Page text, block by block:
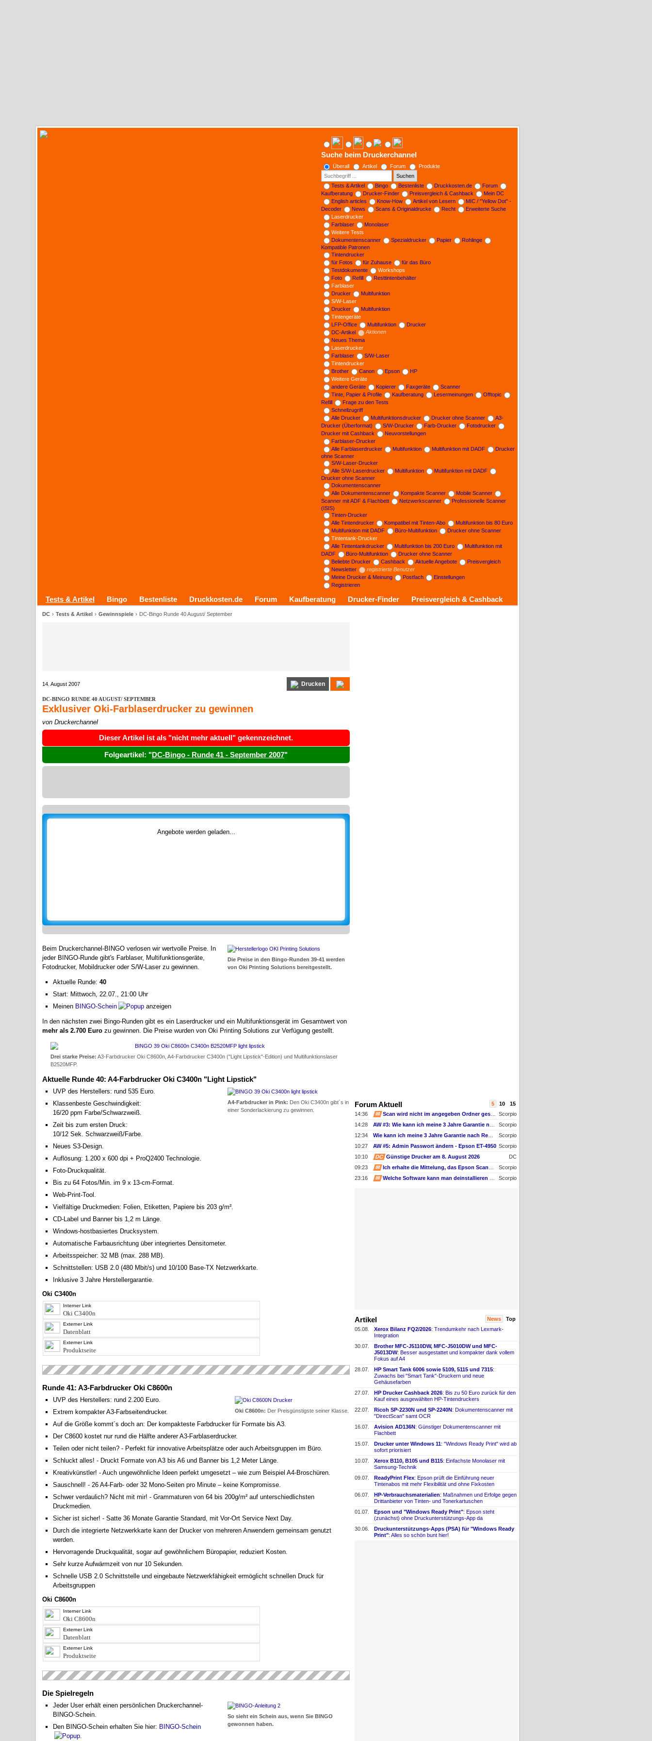
Suche beim Druckerchannel
Überall Artikel Forum
Produkte
Suchen
Tests & Artikel
Bingo Bestenliste Druckkosten.de
Forum
Kaufberatung
Drucker-Finder Preisvergleich & Cashback
Mein DC
English articles
Know-How Artikel von Lesern
MIC / "Yellow Dot" -
Decoder
News Scans & Originaldrucke Recht
Erweiterte Suche
Laserdrucker
Farblaser
Monolaser
Weitere Tests
Dokumentenscanner
Spezialdrucker Papier
Rohlinge
Kompatible Patronen
Tintendrucker
für Fotos
für Zuhause
für das Büro
Testdokumente
Workshops
Foto
Refill
Resttintenbehälter
Farblaser
Drucker
Multifunktion
S/W-Laser
Drucker
Multifunktion
Tintengeräte
LFP-Office
Multifunktion
Drucker
DC-Artikel
Aktionen
Neues Thema
Laserdrucker
Farblaser
S/W-Laser
Tintendrucker
Brother
Canon Epson
HP
Weitere Geräte
andere Geräte
Kopierer Faxgeräte
Scanner
Tinte, Papier & Profile
Kaufberatung Lesermeinungen
Offtopic
Refill
Frage zu den Tests
Schnellzugriff
Alle Drucker
Multifunktionsdrucker Drucker ohne Scanner
A3-
Drucker (Überformat)
S/W-Drucker Farb-Drucker
Fotodrucker
Drucker mit Cashback
Neuvorstellungen
Farblaser-Drucker
Alle Farblaserdrucker
Multifunktion Multifunktion mit DADF
Drucker
ohne Scanner
S/W-Laser-Drucker
Alle S/W-Laserdrucker
Multifunktion
Multifunktion mit DADF
Drucker ohne Scanner
Dokumentenscanner
Alle Dokumentenscanner
Kompakte Scanner
Mobile Scanner
Scanner mit ADF & Flachbett
Netzwerkscanner
Professionelle Scanner
(ISIS)
Tinten-Drucker
Alle Tintendrucker
Kompatibel mit Tinten-Abo
Multifunktion bis 80 Euro
Multifunktion mit DADF
Büro-Multifunktion
Drucker ohne Scanner
Tintentank-Drucker
Alle Tintentankdrucker
Multifunktion bis 200 Euro
Multifunktion mit
DADF
Büro-Multifunktion
Drucker ohne Scanner
Beliebte Drucker
Cashback Aktuelle Angebote
Preisvergleich
Newsletter
registrierte Benutzer
Meine Drucker & Meinung
Postfach
Einstellungen
Registrieren
Tests & Artikel Bingo Bestenliste Druckkosten.de Forum Kaufberatung Drucker-Finder Preisvergleich & Cashback
DC Tests & Artikel Gewinnspiele DC-Bingo Runde 40 August/ September
14. August 2007 Drucken
DC-BINGO RUNDE 40 AUGUST/ SEPTEMBER
Exklusiver Oki-Farblaserdrucker zu gewinnen
von Druckerchannel
Dieser Artikel ist als "nicht mehr aktuell" gekennzeichnet.
Folgeartikel: "DC-Bingo - Runde 41 - September 2007"
Angebote werden geladen...
Die Preise in den Bingo-Runden 39-41 werden
von Oki Printing Solutions bereitgestellt.
Beim Druckerchannel-BINGO verlosen wir wertvolle Preise. In
jeder BINGO-Runde gibt's Farblaser, Multifunktionsgeräte,
Fotodrucker, Mobildrucker oder S/W-Laser zu gewinnen.
Aktuelle Runde: 40
Start: Mittwoch, 22.07., 21:00 Uhr
Meinen BINGO-Schein anzeigen
In den nächsten zwei Bingo-Runden gibt es ein Laserdrucker und ein Multifunktionsgerät im Gesamtwert von
mehr als 2.700 Euro zu gewinnen. Die Preise wurden von Oki Printing Solutions zur Verfügung gestellt.
Drei starke Preise: A3-Farbdrucker Oki C8600n, A4-Farbdrucker C3400n ("Light Lipstick"-Edition) und Multifunktionslaser
B2520MFP.
Aktuelle Runde 40: A4-Farbdrucker Oki C3400n "Light Lipstick"
A4-Farbdrucker in Pink: Den Oki C3400n gibt´s in
einer Sonderlackierung zu gewinnen.
UVP des Herstellers: rund 535 Euro.
Klassenbeste Geschwindigkeit:
16/20 ppm Farbe/Schwarzweiß.
Zeit bis zum ersten Druck:
10/12 Sek. Schwarzweiß/Farbe.
Neues S3-Design.
Auflösung: 1.200 x 600 dpi + ProQ2400 Technologie.
Foto-Druckqualität.
Bis zu 64 Fotos/Min. im 9 x 13-cm-Format.
Web-Print-Tool.
Vielfältige Druckmedien: Folien, Etiketten, Papiere bis 203 g/m².
CD-Label und Banner bis 1,2 m Länge.
Windows-hostbasiertes Drucksystem.
Automatische Farbausrichtung über integriertes Densitometer.
Arbeitsspeicher: 32 MB (max. 288 MB).
Schnittstellen: USB 2.0 (480 Mbit/s) und 10/100 Base-TX Netzwerkkarte.
Inklusive 3 Jahre Herstellergarantie.
Oki C3400n
Interner Link
Oki C3400n
Externer Link
Datenblatt
Externer Link
Produktseite
Runde 41: A3-Farbdrucker Oki C8600n
Oki C8600n: Der Preisgünstigste seiner Klasse.
UVP des Herstellers: rund 2.200 Euro.
Extrem kompakter A3-Farbseitendrucker.
Auf die Größe kommt´s doch an: Der kompakteste Farbdrucker für Formate bis A3.
Der C8600 kostet nur rund die Hälfte anderer A3-Farblaserdrucker.
Teilen oder nicht teilen? - Perfekt für innovative Arbeitsplätze oder auch Arbeitsgruppen im Büro.
Schluckt alles! - Druckt Formate von A3 bis A6 und Banner bis 1,2 Meter Länge.
Kreativkünstler! - Auch ungewöhnliche Ideen perfekt umgesetzt – wie zum Beispiel A4-Broschüren.
Sauschnell! - 26 A4-Farb- oder 32 Mono-Seiten pro Minute – keine Kompromisse.
Schwer verdaulich? Nicht mit mir! - Grammaturen von 64 bis 200g/m² auf unterschiedlichsten
Druckmedien.
Sicher ist sicher! - Satte 36 Monate Garantie Standard, mit Vor-Ort Service Next Day.
Durch die integrierte Netzwerkkarte kann der Drucker von mehreren Anwendern gemeinsam genutzt
werden.
Hervorragende Druckqualität, sogar auf gewöhnlichem Büropapier, reduziert Kosten.
Sehr kurze Aufwärmzeit von nur 10 Sekunden.
Schnelle USB 2.0 Schnittstelle und eingebaute Netzwerkfähigkeit ermöglicht schnellen Druck für
Arbeitsgruppen
Oki C8600n
Interner Link
Oki C8600n
Externer Link
Datenblatt
Externer Link
Produktseite
Die Spielregeln
So sieht ein Schein aus, wenn Sie BINGO
gewonnen haben.
Jeder User erhält einen persönlichen Druckerchannel-
BINGO-Schein.
Den BINGO-Schein erhalten Sie hier: BINGO-Schein
.
Forum Aktuell 5 10
15
14:36
✉
Scorpio
14:28
Scorpio
12:34
Scorpio
10:27
AW #5: Admin Passwort ändern - Epson ET-4950 Scorpio
10:10
DC Günstige Drucker am 8. August 2026
DC
09:23
✉
Scorpio
23:16
✉ Scorpio
Artikel News
Top
05.08.
Xerox Bilanz FQ2/2026: Trendumkehr nach Lexmark-
Integration
30.07.
Brother MFC-​J5110DW, MFC-​J5010DW und MFC-
J5013DW: Besser ausgestattet und kompakter dank vollem
Fokus auf A4
28.07.
HP Smart Tank 6006 sowie 5109, 5115 und 7315:
Zuwachs bei "Smart Tank"-​Druckern und neue
Gehäusefarben
27.07.
HP Drucker Cashback 2026: Bis zu 50 Euro zurück für den
Kauf eines ausgewählten HP-​Tintendruckers
22.07.
Ricoh SP-​2230N und SP-​2240N: Dokumentenscanner mit
"DirectScan" samt OCR
16.07.
Avision AD136N: Günstiger Dokumentenscanner mit
Flachbett
15.07.
Drucker unter Windows 11: "Windows Ready Print" wird ab
sofort priorisiert
10.07.
Xerox B110, B105 und B115: Einfachste Monolaser mit
Samsung-​Technik
09.07.
ReadyPrint Flex: Epson prüft die Einführung neuer
Tintenabos mit mehr Flexibilität und ohne Fixkosten
06.07.
HP-​Verbrauchsmaterialien: Maßnahmen und Erfolge gegen
Drittanbieter von Tinten- ​ und Tonerkartuschen
01.07.
Epson und "Windows Ready Print": Epson steht
(zunächst) ohne Druckunterstützungs-​App da
30.06.
Druckunterstützungs-​Apps (PSA) für "Windows Ready
Print": Alles so schön bunt hier!